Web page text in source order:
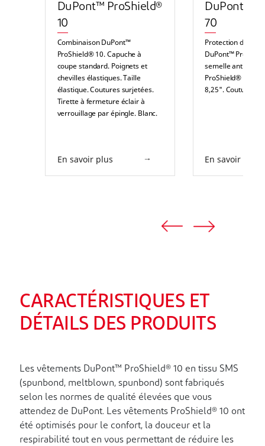
DuPont™ ProShield®
10
Combinaison DuPont™
ProShield® 10. Capuche à
coupe standard. Poignets et
chevilles élastiques. Taille
élastique. Coutures surjetées.
Tirette à fermeture éclair à
verrouillage par épingle. Blanc.
En savoir plus
DuPont™
70
Protection de
DuPont™
semelle
ProShield® 70.
8,25". Coutures
En savoir plus
CARACTÉRISTIQUES ET
DÉTAILS DES PRODUITS
Les vêtements DuPont™ ProShield® 10 en tissu SMS
(spunbond, meltblown, spunbond) sont fabriqués
selon les normes de qualité élevées que vous
attendez de DuPont. Les vêtements ProShield® 10 ont
été optimisés pour le confort, la douceur et la
respirabilité tout en vous permettant de réduire les